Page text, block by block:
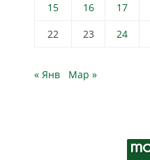
15
16 17
22
23 24
« Янв Мар »